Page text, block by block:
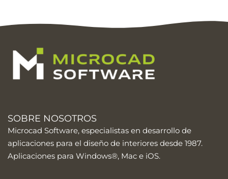
SOBRE NOSOTROS
Microcad Software, especialistas en desarrollo de
aplicaciones para el diseño de interiores desde 1987.
Aplicaciones para Windows®, Mac e iOS.